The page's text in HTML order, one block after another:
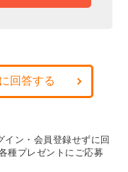
回答する
ン・会員登録せずに回
種プレゼントにご応募